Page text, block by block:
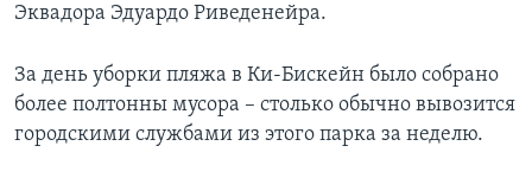
Эквадора Эдуардо Риведенейра.
За день уборки пляжа в Ки-Бискейн было собрано
более полтонны мусора – столько обычно вывозится
городскими службами из этого парка за неделю.